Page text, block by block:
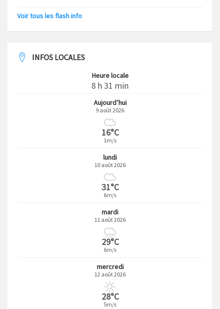
Voir tous les flash info
INFOS LOCALES
Heure locale
8 h 31 min
Aujourd’hui
9 août 2026
16°C
1m/s
lundi
10 août 2026
31°C
6m/s
mardi
11 août 2026
29°C
6m/s
mercredi
12 août 2026
28°C
5m/s